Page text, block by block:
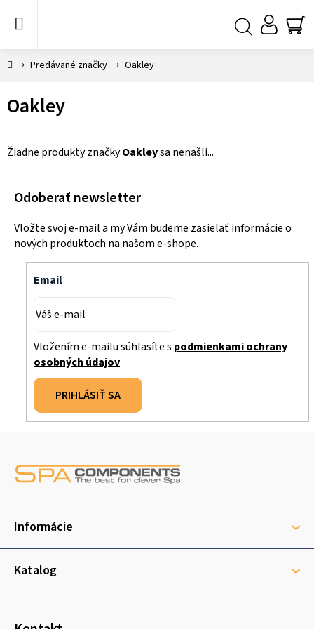
DomovPredávané značky Oakley
Oakley
Žiadne produkty značkyOakleysa nenašli...
Odoberať newsletter
Vložte svoj e-mail a my Vám budeme zasielať informácie o
nových produktoch na našom e-shope.
Email
Vložením e-mailu súhlasíte s podmienkami ochrany
osobných údajov
PRIHLÁSIŤ SA
ä
i
Informácie
Katalog